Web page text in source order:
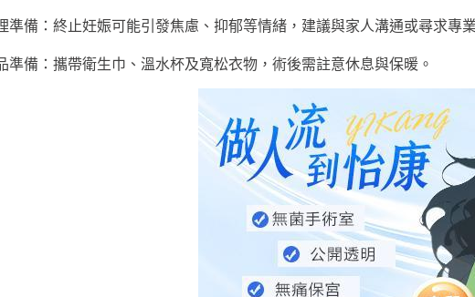
準備：終止妊娠可能引發焦慮、抑郁等情緒，建議與家人溝通或尋求專
準備：攜帶衛生巾、溫水杯及寬松衣物，術後需註意休息與保暖。